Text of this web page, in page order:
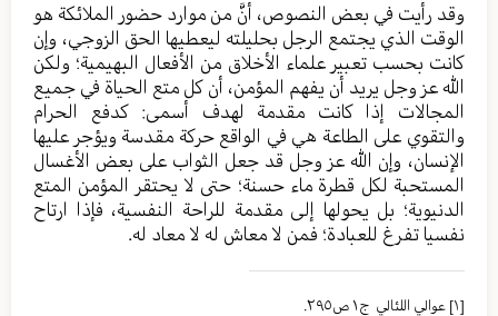
وقد رأيت في بعض النصوص، أنَّ من موارد حضور الملائكة هو
الوقت الذي يجتمع الرجل بحليلته ليعطيها الحق الزوجي، وإن
كانت بحسب تعبير علماء الأخلاق من الأفعال البهيمية؛ ولكن
الله عز وجل يريد أن يفهم المؤمن، أن كل متع الحياة في جميع
المجالات إذا كانت مقدمة لهدف أسمى: كدفع الحرام
والتقوي على الطاعة هي في الواقع حركة مقدسة ويؤجر عليها
الإنسان، وإن الله عز وجل قد جعل الثواب على بعض الأغسال
المستحبة لكل قطرة ماء حسنة؛ حتى لا يحتقر المؤمن المتع
الدنيوية؛ بل يحولها إلى مقدمة للراحة النفسية، فإذا ارتاح
نفسيا تفرغ للعبادة؛ فمن لا معاش له لا معاد له.
[١]
عوالي اللئالي ج١ ص٢٩٥.